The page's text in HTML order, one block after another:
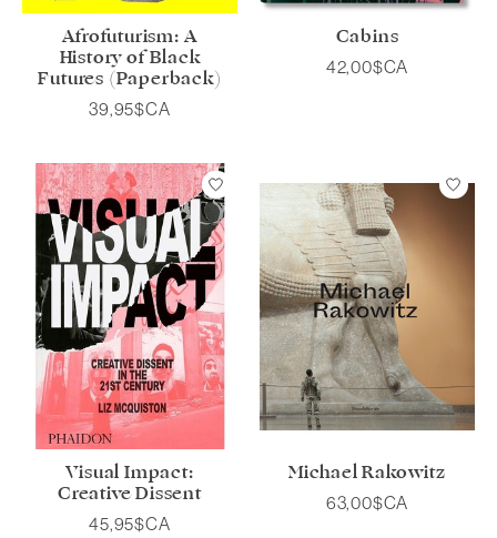
Afrofuturism: A
History of Black
Futures (Paperback)
39,95$CA
Cabins
42,00$CA
Visual Impact:
Creative Dissent
45,95$CA
Michael Rakowitz
63,00$CA